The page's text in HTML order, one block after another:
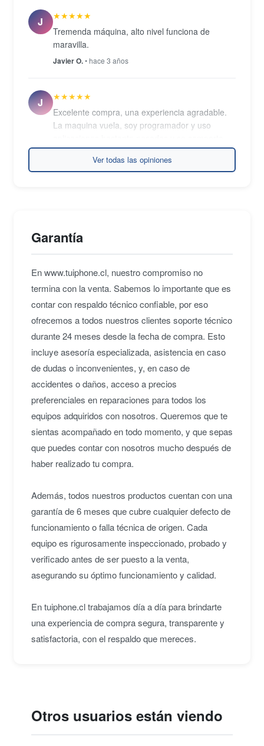
J
★★★★★
Tremenda máquina, alto nivel funciona de
maravilla.
Javier O.• hace 3 años
J
★★★★★
Excelente compra, una experiencia agradable.
La maquina vuela, soy programador y uso
notablemente.
Cata M.• hace 3 años
F
★★★★★
Tope de línea a un precio accesible, excelente
máquina. Me corre todos mis programas de
edición gracias a su Intel Core i7, 16GB RAM y
disco sólido. Full recomendado.
Fabian H.• hace 3 años
Ver todas las opiniones
Garantía
En www.tuiphone.cl, nuestro compromiso no
termina con la venta. Sabemos lo importante que es
contar con respaldo técnico confiable, por eso
ofrecemos a todos nuestros clientes soporte técnico
durante 24 meses desde la fecha de compra. Esto
incluye asesoría especializada, asistencia en caso
de dudas o inconvenientes, y, en caso de
accidentes o daños, acceso a precios
preferenciales en reparaciones para todos los
equipos adquiridos con nosotros. Queremos que te
sientas acompañado en todo momento, y que sepas
que puedes contar con nosotros mucho después de
haber realizado tu compra.
Además, todos nuestros productos cuentan con una
garantía de 6 meses que cubre cualquier defecto de
funcionamiento o falla técnica de origen. Cada
equipo es rigurosamente inspeccionado, probado y
verificado antes de ser puesto a la venta,
asegurando su óptimo funcionamiento y calidad.
En tuiphone.cl trabajamos día a día para brindarte
una experiencia de compra segura, transparente y
satisfactoria, con el respaldo que mereces.
Otros usuarios están viendo